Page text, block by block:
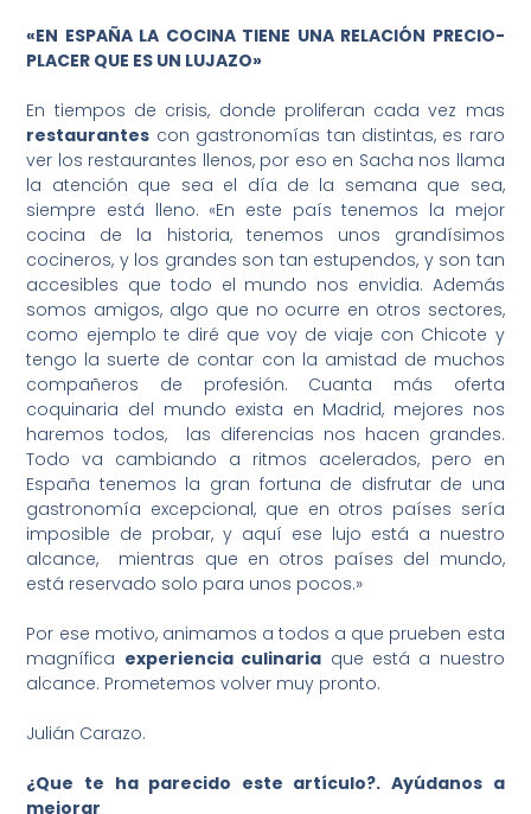
«EN ESPAÑA LA COCINA TIENE UNA RELACIÓN PRECIO-
PLACER QUE ES UN LUJAZO»
En tiempos de crisis, donde proliferan cada vez mas
restaurantes con gastronomías tan distintas, es raro
ver los restaurantes llenos, por eso en Sacha nos llama
la atención que sea el día de la semana que sea,
siempre está lleno. «En este país tenemos la mejor
cocina de la historia, tenemos unos grandísimos
cocineros, y los grandes son tan estupendos, y son tan
accesibles que todo el mundo nos envidia. Además
somos amigos, algo que no ocurre en otros sectores,
como ejemplo te diré que voy de viaje con Chicote y
tengo la suerte de contar con la amistad de muchos
compañeros de profesión. Cuanta más oferta
coquinaria del mundo exista en Madrid, mejores nos
haremos todos, las diferencias nos hacen grandes.
Todo va cambiando a ritmos acelerados, pero en
España tenemos la gran fortuna de disfrutar de una
gastronomía excepcional, que en otros países sería
imposible de probar, y aquí ese lujo está a nuestro
alcance, mientras que en otros países del mundo,
está reservado solo para unos pocos.»
Por ese motivo, animamos a todos a que prueben esta
magnífica experiencia culinaria que está a nuestro
alcance. Prometemos volver muy pronto.
Julián Carazo.
¿Que te ha parecido este artículo?. Ayúdanos a
mejorar